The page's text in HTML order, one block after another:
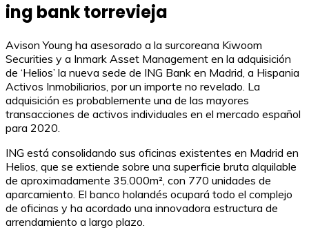
ing bank torrevieja
Avison Young ha asesorado a la surcoreana Kiwoom
Securities y a Inmark Asset Management en la adquisición
de ‘Helios’ la nueva sede de ING Bank en Madrid, a Hispania
Activos Inmobiliarios, por un importe no revelado. La
adquisición es probablemente una de las mayores
transacciones de activos individuales en el mercado español
para 2020.
ING está consolidando sus oficinas existentes en Madrid en
Helios, que se extiende sobre una superficie bruta alquilable
de aproximadamente 35.000m², con 770 unidades de
aparcamiento. El banco holandés ocupará todo el complejo
de oficinas y ha acordado una innovadora estructura de
arrendamiento a largo plazo.